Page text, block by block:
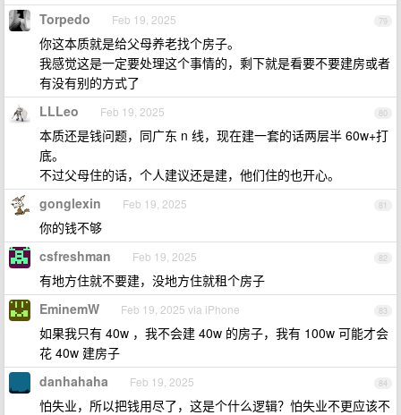
79
Torpedo Feb 19, 2025
你这本质就是给父母养老找个房子。
我感觉这是一定要处理这个事情的，剩下就是看要不要建房或者
有没有别的方式了
80
LLLeo Feb 19, 2025
本质还是钱问题，同广东 n 线，现在建一套的话两层半 60w+打
底。
不过父母住的话，个人建议还是建，他们住的也开心。
81
gonglexin Feb 19, 2025
你的钱不够
82
csfreshman Feb 19, 2025
有地方住就不要建，没地方住就租个房子
83
EminemW Feb 19, 2025 via iPhone
如果我只有 40w ，我不会建 40w 的房子，我有 100w 可能才会
花 40w 建房子
84
danhahaha Feb 19, 2025
怕失业，所以把钱用尽了，这是个什么逻辑？怕失业不更应该不